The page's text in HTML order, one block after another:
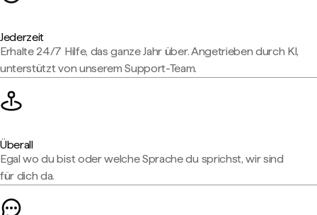
Jederzeit
Erhalte 24/7 Hilfe, das ganze Jahr über. Angetrieben durch KI,
unterstützt von unserem Support-Team.
Überall
Egal wo du bist oder welche Sprache du sprichst, wir sind
für dich da.